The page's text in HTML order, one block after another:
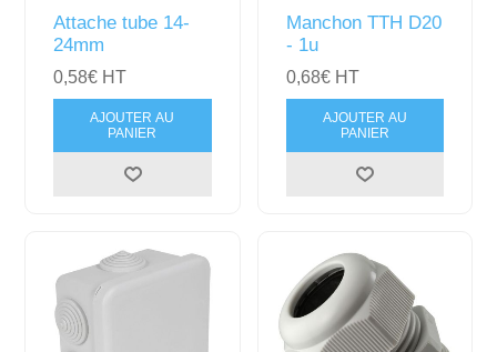
Attache tube 14-
24mm
0,58€ HT
AJOUTER AU
PANIER
Manchon TTH D20
- 1u
0,68€ HT
AJOUTER AU
PANIER